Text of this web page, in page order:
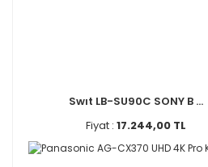
Swıt LB-SU90C SONY B ...
Fiyat : 17.244,00 TL